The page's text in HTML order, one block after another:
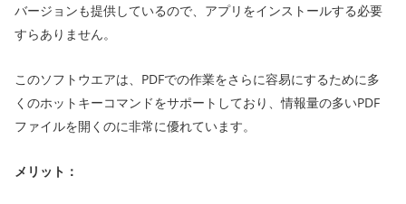
バージョンも提供しているので、アプリをインストールする必要
すらありません。
このソフトウエアは、PDFでの作業をさらに容易にするために多
くのホットキーコマンドをサポートしており、情報量の多いPDF
ファイルを開くのに非常に優れています。
メリット：